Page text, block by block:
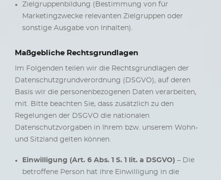
Zielgruppenbildung (Bestimmung von für
Marketingzwecke relevanten Zielgruppen oder
sonstige Ausgabe von Inhalten).
Maßgebliche Rechtsgrundlagen
Im Folgenden teilen wir die Rechtsgrundlagen der
Datenschutzgrundverordnung (DSGVO), auf deren
Basis wir die personenbezogenen Daten verarbeiten,
mit. Bitte beachten Sie, dass zusätzlich zu den
Regelungen der DSGVO die nationalen
Datenschutzvorgaben in Ihrem bzw. unserem Wohn-
und Sitzland gelten können.
Einwilligung (Art. 6 Abs. 1 S. 1 lit. a DSGVO) – Die
betroffene Person hat ihre Einwilligung in die